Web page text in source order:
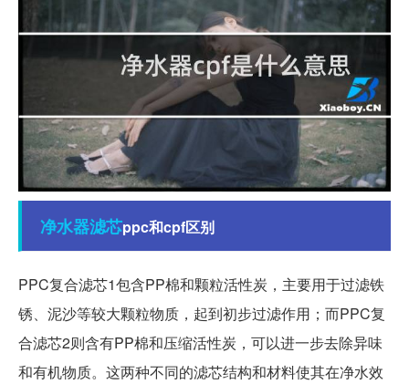
净水器滤芯ppc和cpf区别
PPC复合滤芯1包含PP棉和颗粒活性炭，主要用于过滤铁
锈、泥沙等较大颗粒物质，起到初步过滤作用；而PPC复
合滤芯2则含有PP棉和压缩活性炭，可以进一步去除异味
和有机物质。这两种不同的滤芯结构和材料使其在净水效